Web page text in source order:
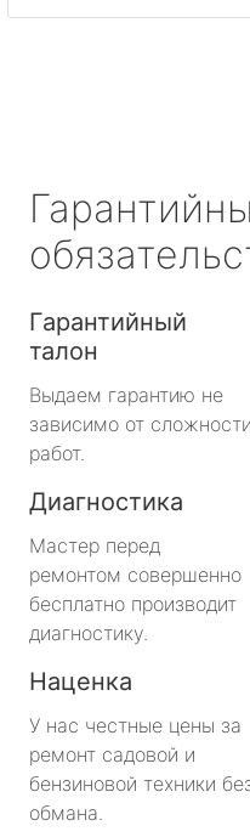
Гарантийный
талон
Выдаем гарантию не
зависимо от сложности
работ.
Диагностика
Мастер перед
ремонтом совершенно
бесплатно производит
диагностику.
Наценка
У нас честные цены за
ремонт садовой и
бензиновой техники
обмана.